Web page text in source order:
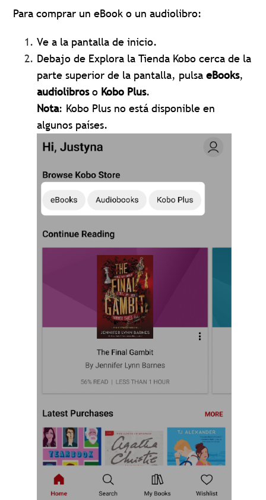
Para comprar un eBook o un audiolibro:
Ve a la pantalla de inicio.
Debajo de Explora la Tienda Kobo cerca de la
parte superior de la pantalla, pulsaeBooks,
audiolibroso Kobo Plus.
Nota: Kobo Plus no está disponible en
algunos países.